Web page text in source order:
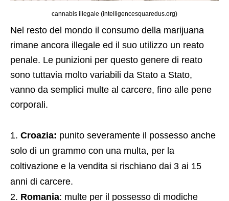
cannabis illegale (intelligencesquaredus.org)
Nel resto del mondo il consumo della marijuana
rimane ancora illegale ed il suo utilizzo un reato
penale. Le punizioni per questo genere di reato
sono tuttavia molto variabili da Stato a Stato,
vanno da semplici multe al carcere, fino alle pene
corporali.
Croazia: punito severamente il possesso anche
solo di un grammo con una multa, per la
coltivazione e la vendita si rischiano dai 3 ai 15
anni di carcere.
Romania: multe per il possesso di modiche